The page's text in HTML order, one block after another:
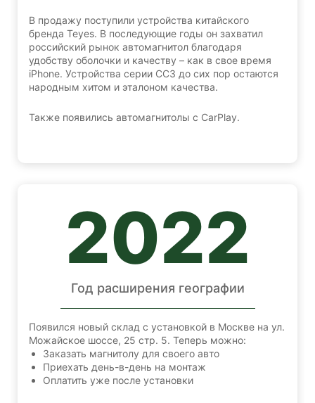
В продажу поступили устройства китайского
бренда Teyes. В последующие годы он захватил
российский рынок автомагнитол благодаря
удобству оболочки и качеству – как в свое время
iPhone. Устройства серии CC3 до сих пор остаются
народным хитом и эталоном качества.
Также появились автомагнитолы с CarPlay.
2022
Год расширения географии
Появился новый склад с установкой в Москве на ул.
Можайское шоссе, 25 стр. 5. Теперь можно:
Заказать магнитолу для своего авто
Приехать день-в-день на монтаж
Оплатить уже после установки